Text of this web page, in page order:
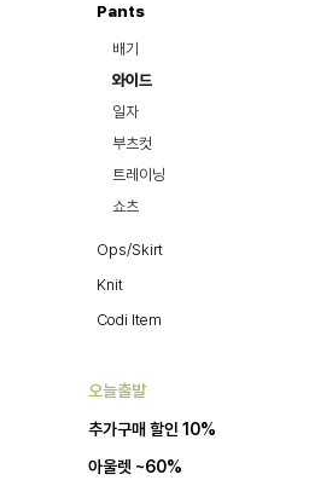
Pants
배기
와이드
일자
부츠컷
트레이닝
쇼츠
Ops/Skirt
Knit
Codi Item
오늘출발
추가구매 할인 10%
아울렛 ~60%